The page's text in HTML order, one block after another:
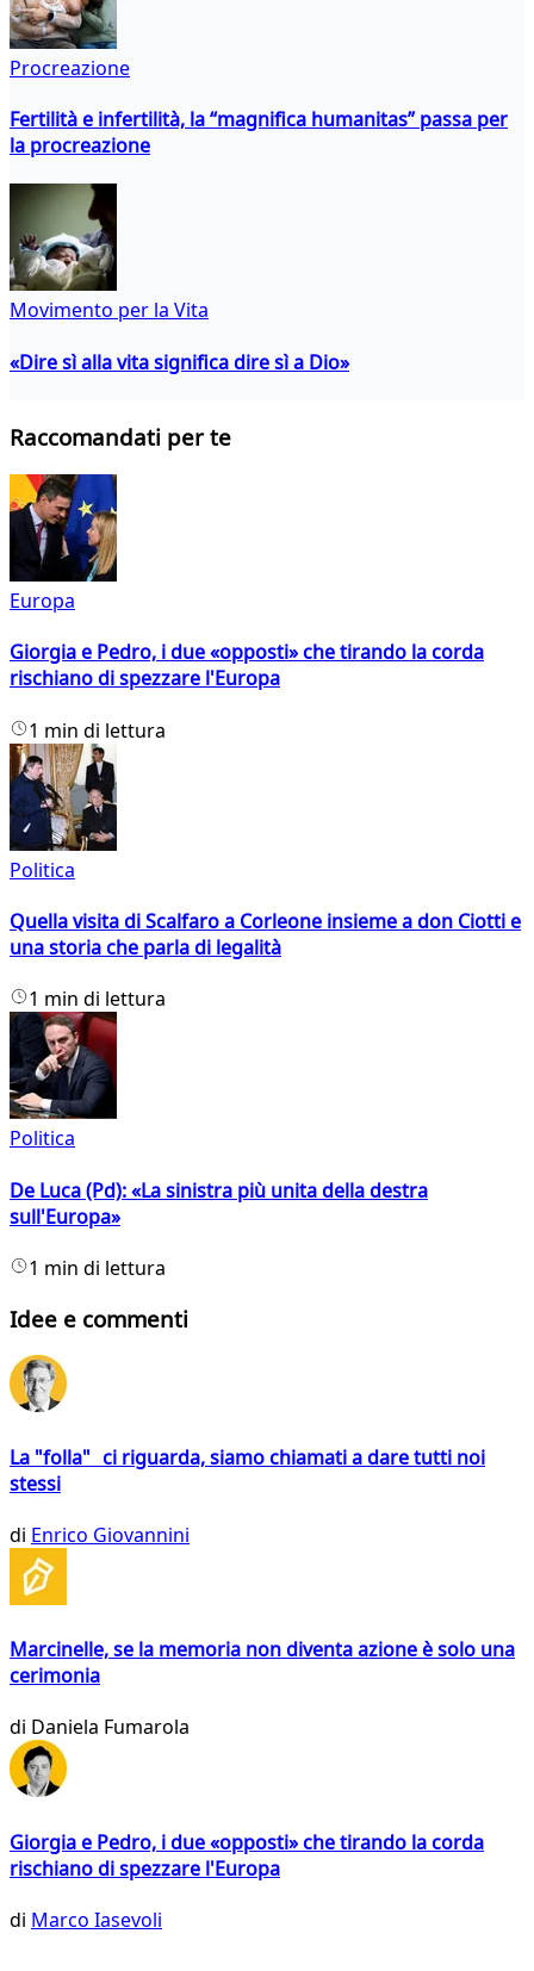
Procreazione
Fertilità e infertilità, la “magnifica humanitas” passa per
la procreazione
Movimento per la Vita
«Dire sì alla vita significa dire sì a Dio»
Raccomandati per te
Europa
Giorgia e Pedro, i due «opposti» che tirando la corda
rischiano di spezzare l'Europa
1 min di lettura
Politica
Quella visita di Scalfaro a Corleone insieme a don Ciotti e
una storia che parla di legalità
1 min di lettura
Politica
De Luca (Pd): «La sinistra più unita della destra
sull'Europa»
1 min di lettura
Idee e commenti
La "folla" ci riguarda, siamo chiamati a dare tutti noi
stessi
di Enrico Giovannini
Marcinelle, se la memoria non diventa azione è solo una
cerimonia
di Daniela Fumarola
Giorgia e Pedro, i due «opposti» che tirando la corda
rischiano di spezzare l'Europa
di Marco Iasevoli